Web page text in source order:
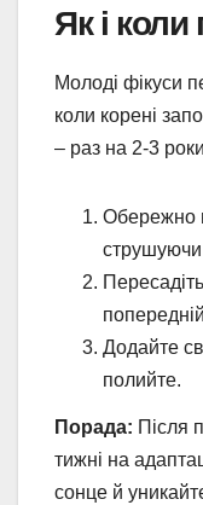
Як і
Молоді фікуси
коли корені
– раз на 2-3
Обережно
струшуючи
Додайте
полийте.
Порада: Після
тижні на
сонце й